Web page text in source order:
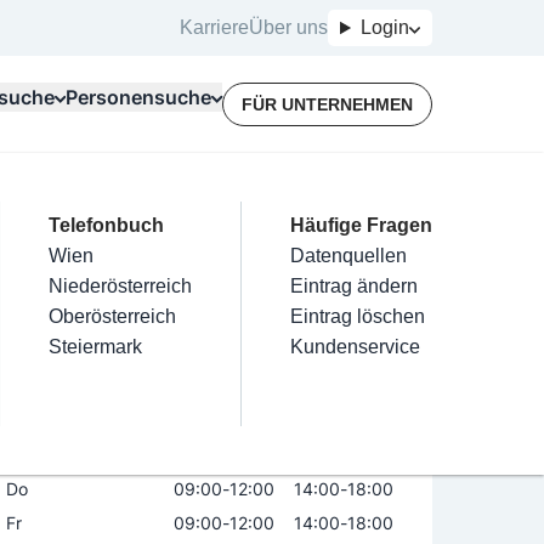
KarriereÜber uns Login
Kategorien
Friseur
Nägel
Haarentfernung
Make-Up
Für Unternehmer
Terminbuchung
Kostenlose Beratung
Top Branchen
Elektriker
Installateure
Maler & Lackierer
Branchen A-Z
Mein Firmeneintrag
Eintrag hinzufügen
Eintrag beanspruchen
Eintrag verwalten
Eintrag bewerben
Personensuche
Telefonbuch
Wien
Niederösterreich
Oberösterreich
Steiermark
Häufige Fragen
Datenquellen
Eintrag ändern
Eintrag löschen
Kundenservice
FÜR UNTERNEHMEN
Eugen Ritter
Öffnungszeiten
Do
09:00-12:00 14:00-18:00
Fr
09:00-12:00 14:00-18:00